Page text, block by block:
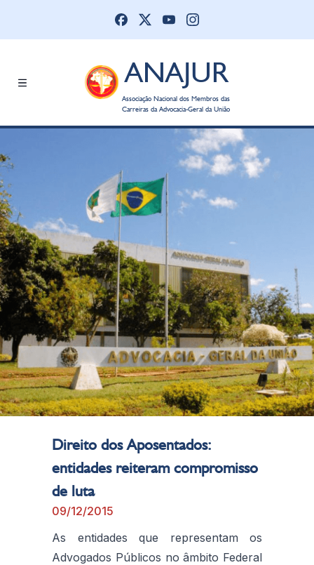
ANAJUR
Associação Nacional dos Membros das
Carreiras da Advocacia-Geral da União
Direito dos Aposentados:
entidades reiteram compromisso
de luta
09/12/2015
As entidades que representam os
Advogados Públicos no âmbito Federal